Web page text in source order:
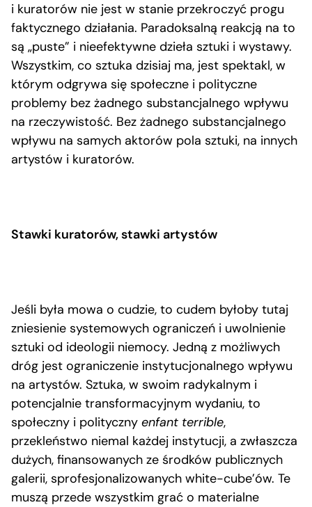
i kuratorów nie jest w stanie przekroczyć progu
faktycznego działania. Paradoksalną reakcją na to
są „puste” i nieefektywne dzieła sztuki i wystawy.
Wszystkim, co sztuka dzisiaj ma, jest spektakl, w
którym odgrywa się społeczne i polityczne
problemy bez żadnego substancjalnego wpływu
na rzeczywistość. Bez żadnego substancjalnego
wpływu na samych aktorów pola sztuki, na innych
artystów i kuratorów.
Stawki kuratorów, stawki artystów
Jeśli była mowa o cudzie, to cudem byłoby tutaj
zniesienie systemowych ograniczeń i uwolnienie
sztuki od ideologii niemocy. Jedną z możliwych
dróg jest ograniczenie instytucjonalnego wpływu
na artystów. Sztuka, w swoim radykalnym i
potencjalnie transformacyjnym wydaniu, to
społeczny i polityczny enfant terrible,
przekleństwo niemal każdej instytucji, a zwłaszcza
dużych, finansowanych ze środków publicznych
galerii, sprofesjonalizowanych white-cube’ów. Te
muszą przede wszystkim grać o materialne